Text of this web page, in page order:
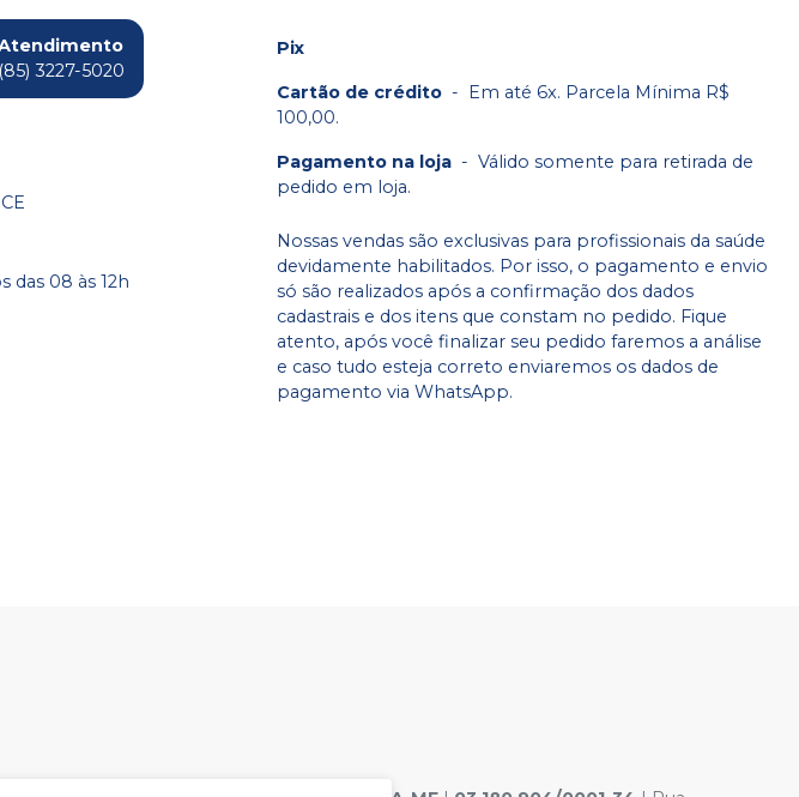
(85) 3227-5020
das 08 às 12h
Pix
Cartão de crédito - Em até 6x. Parcela Mínima R$
100,00.
Pagamento na loja - Válido somente para retirada de
pedido em loja.
Nossas vendas são exclusivas para profissionais da saúde
devidamente habilitados. Por isso, o pagamento e envio
só são realizados após a confirmação dos dados
cadastrais e dos itens que constam no pedido. Fique
atento, após você finalizar seu pedido faremos a análise
e caso tudo esteja correto enviaremos os dados de
pagamento via WhatsApp.